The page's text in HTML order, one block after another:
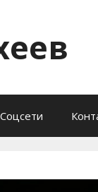
Соцсети